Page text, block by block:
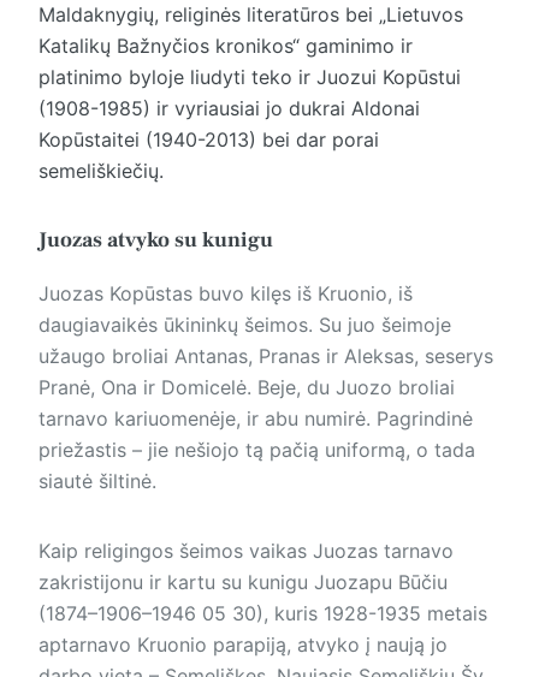
Maldaknygių, religinės literatūros bei „Lietuvos
Katalikų Bažnyčios kronikos“ gaminimo ir
platinimo byloje liudyti teko ir Juozui Kopūstui
(1908-1985) ir vyriausiai jo dukrai Aldonai
Kopūstaitei (1940-2013) bei dar porai
semeliškiečių.
Juozas atvyko su kunigu
Juozas Kopūstas buvo kilęs iš Kruonio, iš
daugiavaikės ūkininkų šeimos. Su juo šeimoje
užaugo broliai Antanas, Pranas ir Aleksas, seserys
Pranė, Ona ir Domicelė. Beje, du Juozo broliai
tarnavo kariuomenėje, ir abu numirė. Pagrindinė
priežastis – jie nešiojo tą pačią uniformą, o tada
siautė šiltinė.
Kaip religingos šeimos vaikas Juozas tarnavo
zakristijonu ir kartu su kunigu Juozapu Būčiu
(1874–­1906–1946 05 30), kuris 1928-1935 metais
aptarnavo Kruonio parapiją, atvyko į naują jo